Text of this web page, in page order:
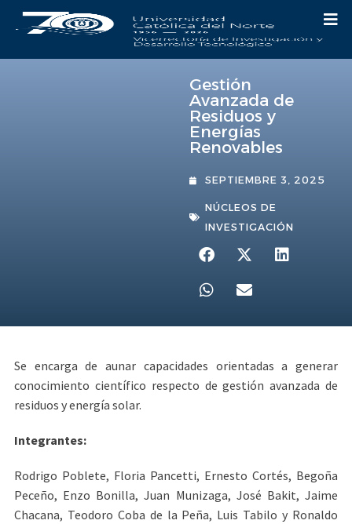
Gestión
Avanzada de
Residuos y
Energías
Renovables
SEPTIEMBRE 3, 2025
NÚCLEOS DE
INVESTIGACIÓN
Se encarga de aunar capacidades orientadas a generar
conocimiento científico respecto de gestión avanzada de
residuos y energía solar.
Integrantes:
Rodrigo Poblete, Floria Pancetti, Ernesto Cortés, Begoña
Peceño, Enzo Bonilla, Juan Munizaga, José Bakit, Jaime
Chacana, Teodoro Coba de la Peña, Luis Tabilo y Ronaldo